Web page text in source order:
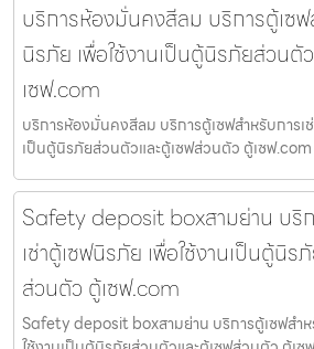
บริการห้องมั่นคงสีลม บริการตู้เซฟ
นิรภัย เพื่อใช้งานเป็นตู้นิรภัยส่วนตั
เซฟ.com
บริการห้องมั่นคงสีลม บริการตู้เซฟสำหรับการเ
เป็นตู้นิรภัยส่วนตัวและตู้เซฟส่วนตัว ตู้เซฟ
Safety deposit boxสามย่าน บริ
เช่าตู้เซฟนิรภัย เพื่อใช้งานเป็นตู้นิ
ส่วนตัว ตู้เซฟ.com
Safety deposit boxสามย่าน บริการตู้เซฟสำห